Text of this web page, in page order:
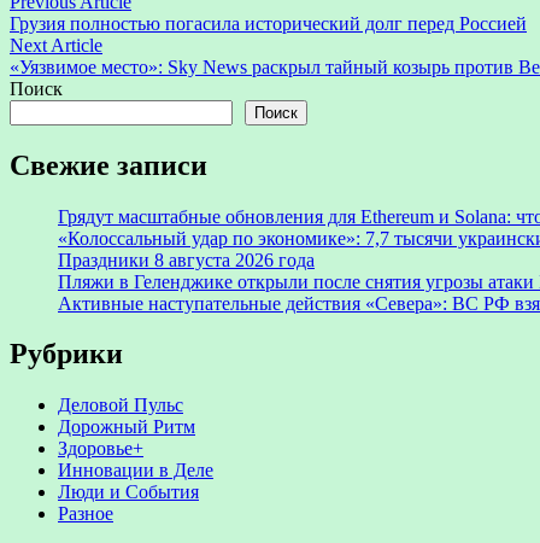
по
записям
article:
Грузия полностью погасила исторический долг перед Россией
Next ArticleNext
article:
«Уязвимое место»: Sky News раскрыл тайный козырь против
Поиск
Поиск
Свежие записи
Грядут масштабные обновления для Ethereum и Solana:
«Колоссальный удар по экономике»: 7,7 тысячи
Праздники 8 августа 2026 года
Пляжи в Геленджике открыли после снятия угрозы
Активные наступательные действия «Севера»: ВС РФ
Рубрики
Деловой Пульс
Дорожный Ритм
Здоровье+
Инновации в Деле
Люди и События
Разное